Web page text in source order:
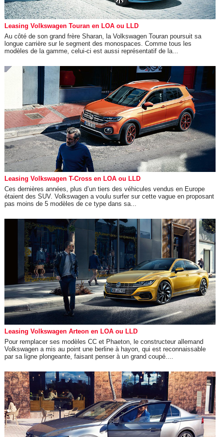
Leasing Volkswagen Touran en LOA ou LLD
Au côté de son grand frère Sharan, la Volkswagen Touran poursuit sa
longue carrière sur le segment des monospaces. Comme tous les
modèles de la gamme, celui-ci est aussi représentatif de la...
Leasing Volkswagen T-Cross en LOA ou LLD
Ces dernières années, plus d’un tiers des véhicules vendus en Europe
étaient des SUV. Volkswagen a voulu surfer sur cette vague en proposant
pas moins de 5 modèles de ce type dans sa...
Leasing Volkswagen Arteon en LOA ou LLD
Pour remplacer ses modèles CC et Phaeton, le constructeur allemand
Volkswagen a mis au point une berline à hayon, qui est reconnaissable
par sa ligne plongeante, faisant penser à un grand coupé....